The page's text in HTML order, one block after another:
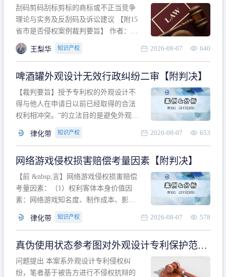
实务及反刮码及诉讼建议 【附15省市是否侵权
案例裁判要旨】
刮码剪码刮标剪标的商标或不正当竞争
理论与实务及反刮码及诉讼建议 【附15
省市是否侵权案例裁判要旨】 作者：浙
江杭知桥律师事务所 王梨华 周靖超 【导
读】 第一部分：刮码剪码刮标剪标的商
诉讼建议 第二部分：15省市是否侵权案
例的裁判要旨 目录 第一部分、刮码剪码
刮
王梨华 知识产权 2026-08-07 640
啤酒罐外观设计无效行政纠纷二审【附判决】
【裁判要旨】授予专利权的外观设计不
得与他人在申请日以前已经取得的合法
权利相冲突。”的立法目的是避免外观设
冲突。基于此，凡是因该外观设计的实
于该款规定的规制范畴。“合法权利”不宜
作狭义解释，一般情况下，只要依法享
有的、在本专利申请日之
律化带 知识产权 2026-08-07 653
网络游戏侵权损害赔偿考量因素【附判决】
【前 &nbsp;言】网络游戏侵权损害赔偿
考量因素：（1）权利客体本身价值因
素：网络游戏知名度、制作成本、影响
利角度因素：被诉侵权游戏销售数量、
人数、活跃人数、市场占用率；（3）被
告主观因素：被告的主观恶意、是否明
知或应知、是否有
律化带 知识产权 2026-08-07 578
真伪使用状态参考图对外观设计专利保护范围
的影响
问题提出 本案系外观设计专利侵权纠
纷，笔者基于被告方进行不侵权抗辩的